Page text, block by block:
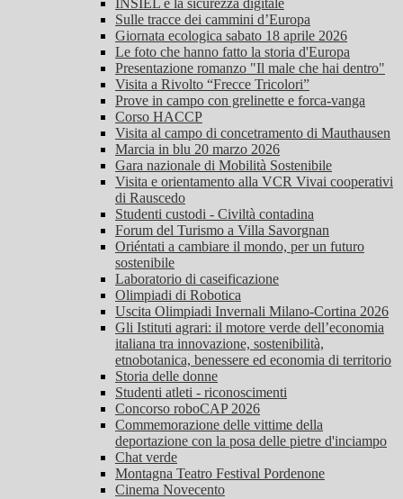
INSIEL e la sicurezza digitale
Sulle tracce dei cammini d’Europa
Giornata ecologica sabato 18 aprile 2026
Le foto che hanno fatto la storia d'Europa
Presentazione romanzo "Il male che hai dentro"
Visita a Rivolto “Frecce Tricolori”
Prove in campo con grelinette e forca-vanga
Corso HACCP
Visita al campo di concetramento di Mauthausen
Marcia in blu 20 marzo 2026
Gara nazionale di Mobilità Sostenibile
Visita e orientamento alla VCR Vivai cooperativi
di Rauscedo
Studenti custodi - Civiltà contadina
Forum del Turismo a Villa Savorgnan
Oriéntati a cambiare il mondo, per un futuro
sostenibile
Laboratorio di caseificazione
Olimpiadi di Robotica
Uscita Olimpiadi Invernali Milano-Cortina 2026
Gli Istituti agrari: il motore verde dell’economia
italiana tra innovazione, sostenibilità,
etnobotanica, benessere ed economia di territorio
Storia delle donne
Studenti atleti - riconoscimenti
Concorso roboCAP 2026
Commemorazione delle vittime della
deportazione con la posa delle pietre d'inciampo
Chat verde
Montagna Teatro Festival Pordenone
Cinema Novecento